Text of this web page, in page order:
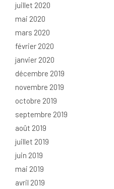
juillet 2020
mai 2020
mars 2020
février 2020
janvier 2020
décembre 2019
novembre 2019
octobre 2019
septembre 2019
août 2019
juillet 2019
juin 2019
mai 2019
avril 2019